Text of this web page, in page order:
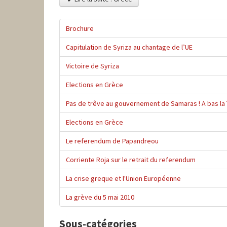
Brochure
Capitulation de Syriza au chantage de l’UE
Victoire de Syriza
Elections en Grèce
Pas de trêve au gouvernement de Samaras ! A bas la
Elections en Grèce
Le referendum de Papandreou
Corriente Roja sur le retrait du referendum
La crise greque et l'Union Européenne
La grève du 5 mai 2010
Sous-catégories